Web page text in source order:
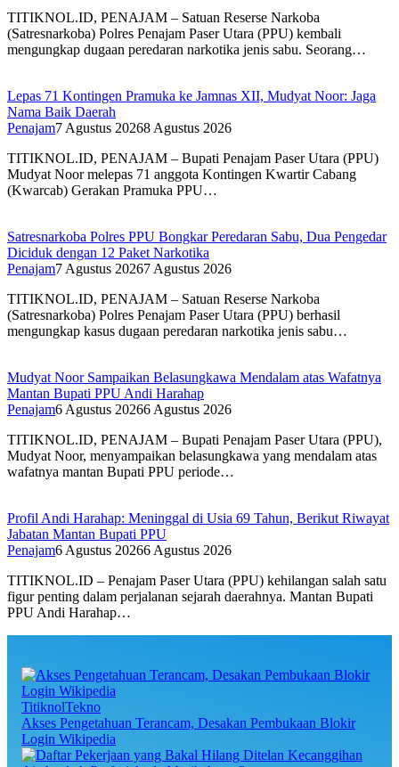
TITIKNOL.ID, PENAJAM – Satuan Reserse Narkoba
(Satresnarkoba) Polres Penajam Paser Utara (PPU) kembali
mengungkap dugaan peredaran narkotika jenis sabu. Seorang…
Lepas 71 Kontingen Pramuka ke Jamnas XII, Mudyat Noor: Jaga
Nama Baik Daerah
Penajam7 Agustus 20268 Agustus 2026
TITIKNOL.ID, PENAJAM – Bupati Penajam Paser Utara (PPU)
Mudyat Noor melepas 71 anggota Kontingen Kwartir Cabang
(Kwarcab) Gerakan Pramuka PPU…
Satresnarkoba Polres PPU Bongkar Peredaran Sabu, Dua Pengedar
Diciduk dengan 12 Paket Narkotika
Penajam7 Agustus 20267 Agustus 2026
TITIKNOL.ID, PENAJAM – Satuan Reserse Narkoba
(Satresnarkoba) Polres Penajam Paser Utara (PPU) berhasil
mengungkap kasus dugaan peredaran narkotika jenis sabu…
Mudyat Noor Sampaikan Belasungkawa Mendalam atas Wafatnya
Mantan Bupati PPU Andi Harahap
Penajam6 Agustus 20266 Agustus 2026
TITIKNOL.ID, PENAJAM – Bupati Penajam Paser Utara (PPU),
Mudyat Noor, menyampaikan belasungkawa yang mendalam atas
wafatnya mantan Bupati PPU periode…
Profil Andi Harahap: Meninggal di Usia 69 Tahun, Berikut Riwayat
Jabatan Mantan Bupati PPU
Penajam6 Agustus 20266 Agustus 2026
TITIKNOL.ID – Penajam Paser Utara (PPU) kehilangan salah satu
figur penting dalam perjalanan sejarah daerahnya. Mantan Bupati
PPU Andi Harahap…
TitiknolTekno
Akses Pengetahuan Terancam, Desakan Pembukaan Blokir
Login Wikipedia